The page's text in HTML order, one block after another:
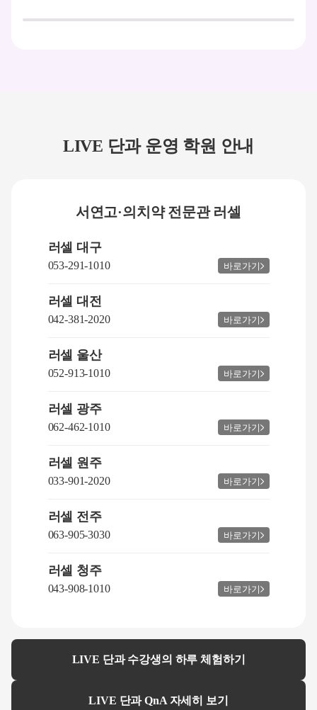
LIVE 단과 운영 학원 안내
서연고·의치약 전문관 러셀
러셀 대구
053-291-1010 바로가기
러셀 대전
042-381-2020 바로가기
러셀 울산
052-913-1010 바로가기
러셀 광주
062-462-1010 바로가기
러셀 원주
033-901-2020 바로가기
러셀 전주
063-905-3030 바로가기
러셀 청주
043-908-1010 바로가기
LIVE 단과 수강생의 하루 체험하기
LIVE 단과 QnA 자세히 보기